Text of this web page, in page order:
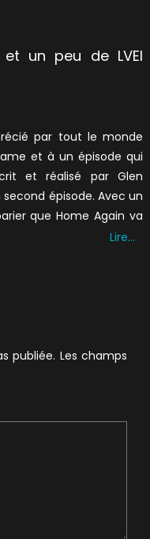
un peu de LVEI
par tout le monde
et à un épisode qui
et réalisé par Glen
épisode. Avec un
que Home Again va
Lire…
publiée. Les champs